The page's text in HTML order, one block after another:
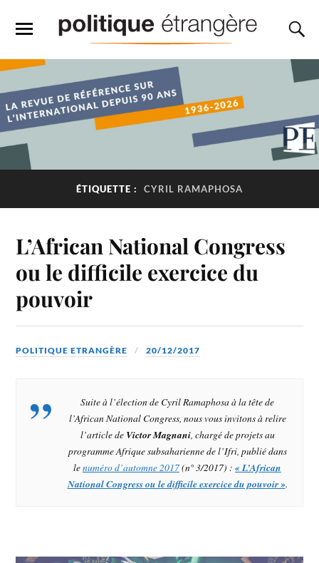
ÉTIQUETTE : CYRIL RAMAPHOSA
L’African National Congress
ou le difficile exercice du
pouvoir
POLITIQUE ETRANGÈRE 20/12/2017
Suite à l’élection de Cyril Ramaphosa à la tête de
l’African National Congress, nous vous invitons à relire
l’article de Victor Magnani, chargé de projets au
programme Afrique subsaharienne de l’Ifri, publié dans
lenuméro d’automne 2017(n° 3/2017) : « L’African
National Congress ou le difficile exercice du pouvoir ».